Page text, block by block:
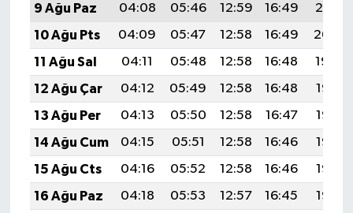
9 Ağu Paz
04:08 05:46 12:59 16:49
20:01
10 Ağu Pts
04:09 05:47 12:58 16:49
20:00
11 Ağu Sal
04:11 05:48 12:58 16:48
19:59
12 Ağu Çar
04:12 05:49 12:58 16:48
19:57
13 Ağu Per
04:13 05:50 12:58 16:47
19:56
14 Ağu Cum
04:15 05:51 12:58 16:46
19:55
15 Ağu Cts
04:16 05:52 12:58 16:46
19:53
16 Ağu Paz
04:18 05:53 12:57 16:45
19:52